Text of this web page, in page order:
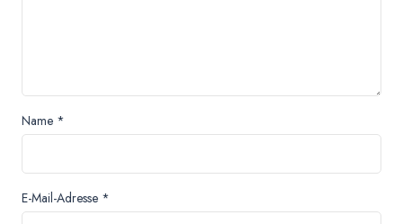
Name *
E-Mail-Adresse *